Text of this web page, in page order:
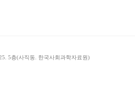
5층(사직동. 한국사회과학자료원)